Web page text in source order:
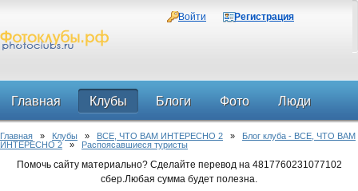
Войти Регистрация
Главная Клубы Блоги Фото Люди
Форум
Главная » Клубы » ВСЕ, ЧТО ВАМ ИНТЕРЕСНО 2 » Блог клуба - ВСЕ, ЧТО ВАМ
ИНТЕРЕСНО 2 » Распоясавшиеся туристы
Помочь сайту материально? Сделайте перевод на 4817760231077102
сбер.Любая сумма будет полезна.